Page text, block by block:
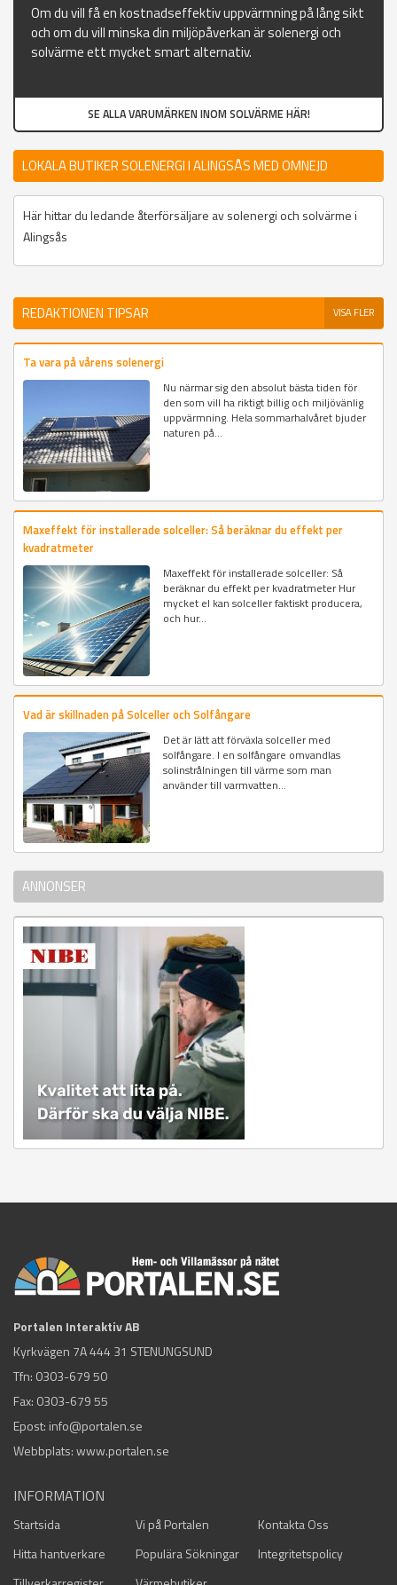
Om du vill få en kostnadseffektiv uppvärmning på lång sikt
och om du vill minska din miljöpåverkan är solenergi och
solvärme ett mycket smart alternativ.
SE ALLA VARUMÄRKEN INOM SOLVÄRME HÄR!
LOKALA BUTIKER SOLENERGI I ALINGSÅS MED OMNEJD
Här hittar du ledande återförsäljare av solenergi och solvärme i
Alingsås
REDAKTIONEN TIPSAR VISA FLER
Ta vara på vårens solenergi
Nu närmar sig den absolut bästa tiden för
den som vill ha riktigt billig och miljövänlig
uppvärmning. Hela sommarhalvåret bjuder
naturen på...
Maxeffekt för installerade solceller: Så beräknar du effekt per
kvadratmeter
Maxeffekt för installerade solceller: Så
beräknar du effekt per kvadratmeter Hur
mycket el kan solceller faktiskt producera,
och hur...
Vad är skillnaden på Solceller och Solfångare
Det är lätt att förväxla solceller med
solfångare. I en solfångare omvandlas
solinstrålningen till värme som man
använder till varmvatten...
ANNONSER
Portalen Interaktiv AB
Kyrkvägen 7A 444 31 STENUNGSUND
Tfn: 0303-679 50
Fax: 0303-679 55
Epost: info@portalen.se
Webbplats: www.portalen.se
INFORMATION
Startsida Vi på Portalen
Kontakta Oss
Hitta hantverkare
Populära Sökningar
Integritetspolicy